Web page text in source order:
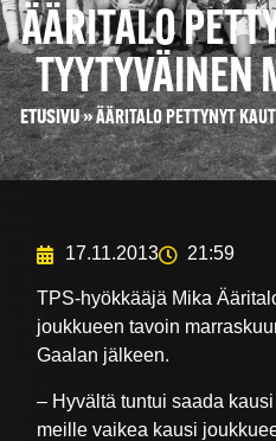
ÄÄRITALO
TYYTYVÄINEN
ETUSIVU»ÄÄRITALO PETTYNYT
17.11.2013 21:59
TPS-hyökkääjä Mika
joukkueen tavoin
Gaalan jälkeen.
– Hyvältä tuntui saada
meille vaikea kausi